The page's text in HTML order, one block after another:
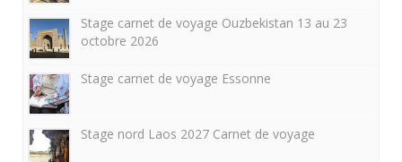
Stage carnet de voyage Ouzbekistan 13 au 23
octobre 2026
Stage carnet de voyage Essonne
Stage nord Laos 2027 Carnet de voyage